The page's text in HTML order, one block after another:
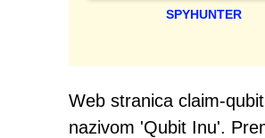
SPYHUNTER
Web stranica claim-
nazivom 'Qubit Inu'.